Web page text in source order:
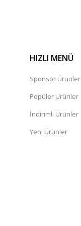
HIZLI MENÜ
Sponsor Ürünler
Popüler Ürünler
İndirimli Ürünler
Yeni Ürünler